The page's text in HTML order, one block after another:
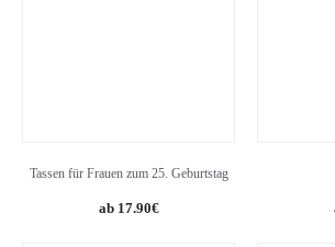
Tassen für Frauen zum 25. Geburtstag
17.90€